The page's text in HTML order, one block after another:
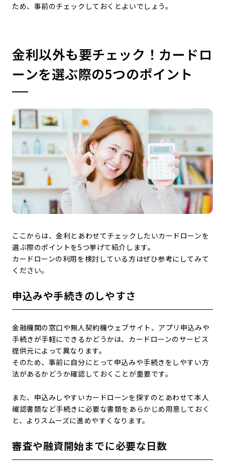
ため、事前のチェックしておくとよいでしょう。
金利以外も要チェック！カードロ
ーンを選ぶ際の5つのポイント
ここからは、金利とあわせてチェックしたいカードローンを
選ぶ際のポイントを5つ挙げて紹介します。
カードローンの利用を検討している方はぜひ参考にしてみて
ください。
申込みや手続きのしやすさ
金融機関の窓口や無人契約機ウェブサイト、アプリ申込みや
手続きが手軽にできるかどうかは、カードローンのサービス
提供元によって異なります。
そのため、事前に自分にとって申込みや手続きをしやすい方
法があるかどうか確認しておくことが重要です。
また、申込みしやすいカードローンを探すのとあわせて本人
確認書類など手続きに必要な書類をあらかじめ用意しておく
と、よりスムーズに進めやすくなります。
審査や融資開始までに必要な日数